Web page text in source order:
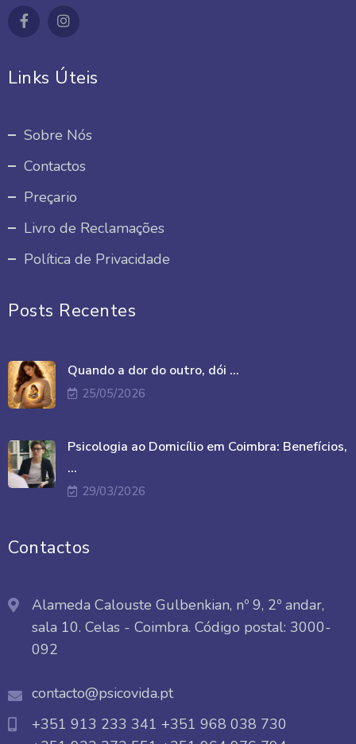
Links Úteis
Sobre Nós
Contactos
Preçario
Livro de Reclamações
Política de Privacidade
Posts Recentes
Quando a dor do outro, dói ...
25/05/2026
Psicologia ao Domicílio em Coimbra: Benefícios,
...
29/03/2026
Contactos
Alameda Calouste Gulbenkian, nº 9, 2º andar,
sala 10. Celas - Coimbra. Código postal: 3000-
092
contacto@psicovida.pt
+351 913 233 341 +351 968 038 730